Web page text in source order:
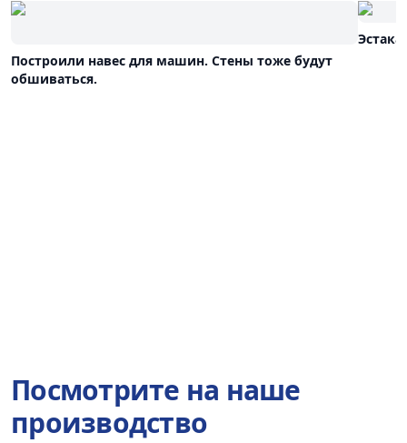
Построили навес для машин. Стены тоже будут
обшиваться.
Посмотрите на наше
производство